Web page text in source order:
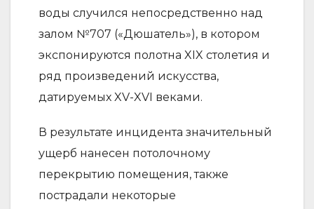
воды случился непосредственно над
залом №707 («Дюшатель»), в котором
экспонируются полотна XIX столетия и
ряд произведений искусства,
датируемых XV-XVI веками.
В результате инцидента значительный
ущерб нанесен потолочному
перекрытию помещения, также
пострадали некоторые